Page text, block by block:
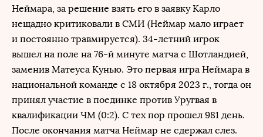
Неймара, за решение взять его в заявку Карло
нещадно критиковали в СМИ (Неймар мало играет
и постоянно травмируется). 34-летний игрок
вышел на поле на 76-й минуте матча с Шотландией,
заменив Матеуса Кунью. Это первая игра Неймара в
национальной команде с 18 октября 2023 г., тогда он
принял участие в поединке против Уругвая в
квалификации ЧМ (0:2). С тех пор прошел 981 день.
После окончания матча Неймар не сдержал слез.